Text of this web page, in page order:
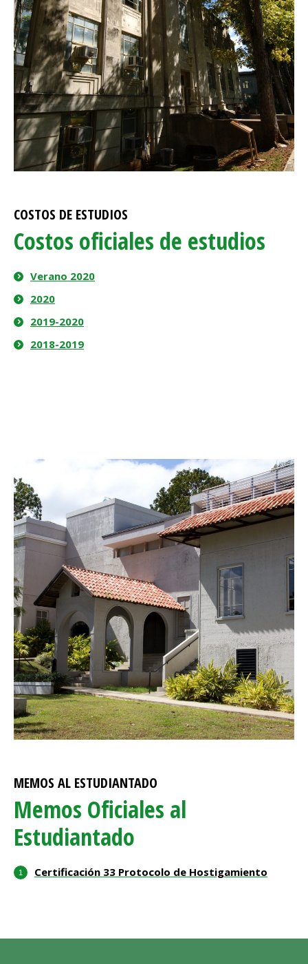
COSTOS DE ESTUDIOS
Costos oficiales de estudios
Verano 2020
2020
2019-2020
2018-2019
MEMOS AL ESTUDIANTADO
Memos Oficiales al
Estudiantado
Certificación 33 Protocolo de Hostigamiento